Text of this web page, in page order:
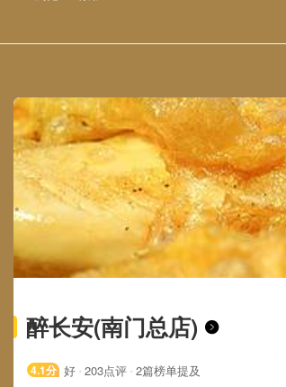
醉长安(南门总店) 
4.1分 好 · 203点评 · 2篇榜单提及